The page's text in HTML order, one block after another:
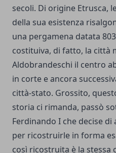
secoli. Di origine Etrusca,
della sua esistenza
una pergamena datata
costituiva, di fatto, la città
Aldobrandeschi il centro
in corte e ancora
città-stato. Grossito,
storia ci rimanda, passò
Ferdinando I che decise
per ricostruirle in forma
così ricostruita è la stessa